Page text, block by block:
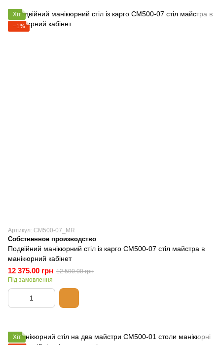
Хіт
−1%
Артикул: СМ500-07_MR
Собственное производство
Подвійний манікюрний стіл із карго СМ500-07 стіл майстра в
манікюрний кабінет
12 375.00 грн 12 500.00 грн
Під замовлення
Хіт